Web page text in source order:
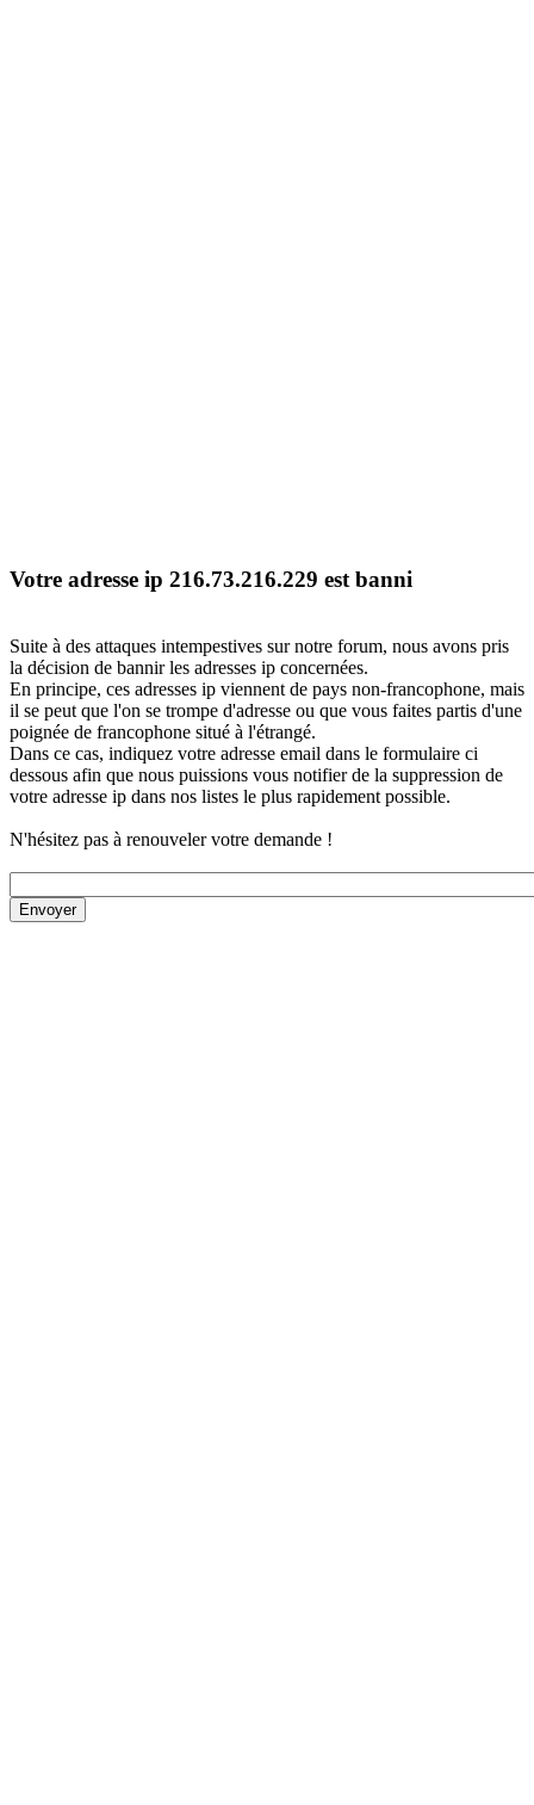
Votre adresse ip 216.73.216.229 est banni
Suite à des attaques intempestives sur notre forum, nous avons pris
la décision de bannir les adresses ip concernées.
En principe, ces adresses ip viennent de pays non-francophone, mais
il se peut que l'on se trompe d'adresse ou que vous faites partis d'une
poignée de francophone situé à l'étrangé.
Dans ce cas, indiquez votre adresse email dans le formulaire ci
dessous afin que nous puissions vous notifier de la suppression de
votre adresse ip dans nos listes le plus rapidement possible.
N'hésitez pas à renouveler votre demande !